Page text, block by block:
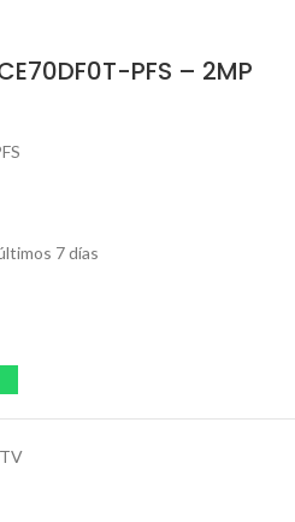
PFS – 2MP
7 días